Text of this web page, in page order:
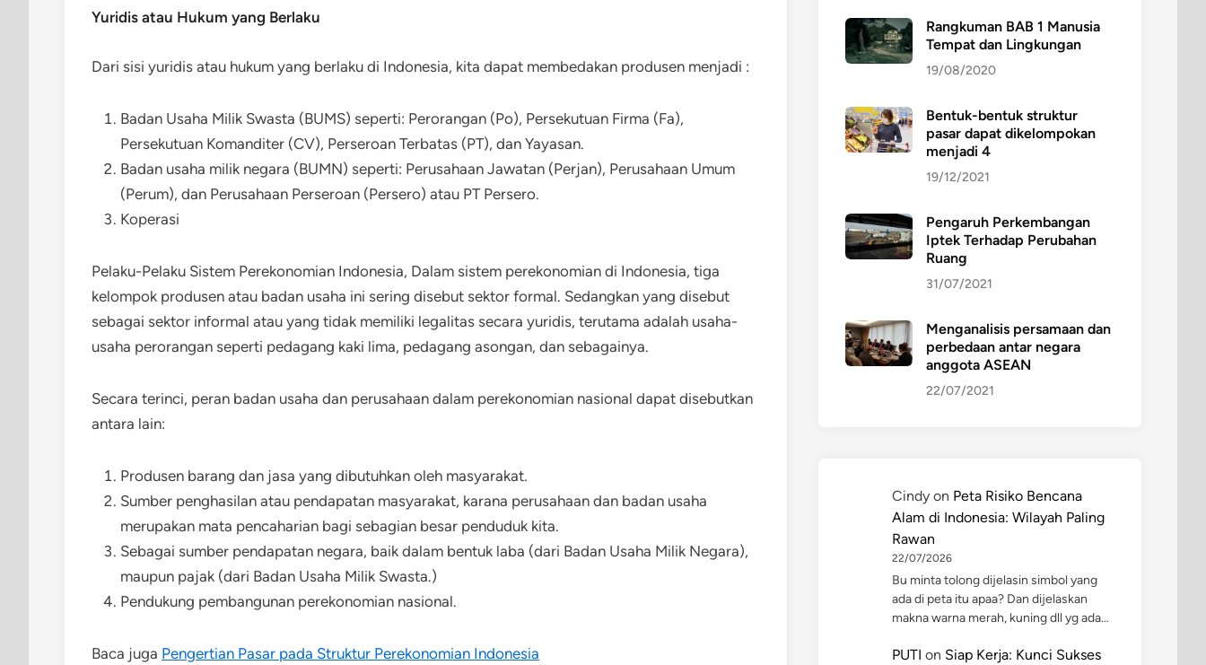
Yuridis atau Hukum yang Berlaku
Dari sisi yuridis atau hukum yang berlaku di Indonesia, kita dapat membedakan produsen menjadi :
Badan Usaha Milik Swasta (BUMS) seperti: Perorangan (Po), Persekutuan Firma (Fa),
Persekutuan Komanditer (CV), Perseroan Terbatas (PT), dan Yayasan.
Badan usaha milik negara (BUMN) seperti: Perusahaan Jawatan (Perjan), Perusahaan Umum
(Perum), dan Perusahaan Perseroan (Persero) atau PT Persero.
Koperasi
Pelaku-Pelaku Sistem Perekonomian Indonesia, Dalam sistem perekonomian di Indonesia, tiga
kelompok produsen atau badan usaha ini sering disebut sektor formal. Sedangkan yang disebut
sebagai sektor informal atau yang tidak memiliki legalitas secara yuridis, terutama adalah usaha-
usaha perorangan seperti pedagang kaki lima, pedagang asongan, dan sebagainya.
Secara terinci, peran badan usaha dan perusahaan dalam perekonomian nasional dapat disebutkan
antara lain:
Produsen barang dan jasa yang dibutuhkan oleh masyarakat.
Sumber penghasilan atau pendapatan masyarakat, karana perusahaan dan badan usaha
merupakan mata pencaharian bagi sebagian besar penduduk kita.
Sebagai sumber pendapatan negara, baik dalam bentuk laba (dari Badan Usaha Milik Negara),
maupun pajak (dari Badan Usaha Milik Swasta.)
Pendukung pembangunan perekonomian nasional.
Baca juga Pengertian Pasar pada Struktur Perekonomian Indonesia
Rangkuman BAB 1 Manusia
Tempat dan Lingkungan
19/08/2020
Bentuk-bentuk struktur
pasar dapat dikelompokan
menjadi 4
19/12/2021
Pengaruh Perkembangan
Iptek Terhadap Perubahan
Ruang
31/07/2021
Menganalisis persamaan dan
perbedaan antar negara
anggota ASEAN
22/07/2021
Cindy on Peta Risiko Bencana
Alam di Indonesia: Wilayah Paling
Rawan
22/07/2026
Bu minta tolong dijelasin simbol yang
ada di peta itu apaa? Dan dijelaskan
makna warna merah, kuning dll yg ada…
PUTI on Siap Kerja: Kunci Sukses